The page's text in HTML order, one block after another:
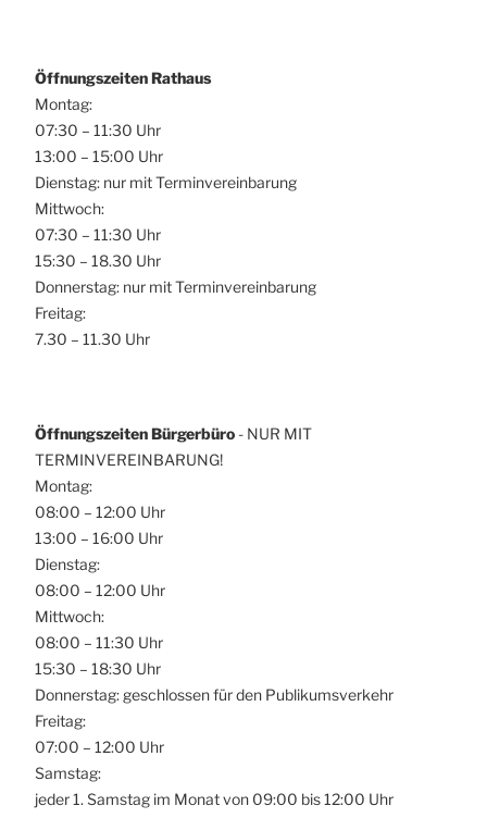
Öffnungszeiten Rathaus
Montag:
07:30 – 11:30 Uhr
13:00 – 15:00 Uhr
Dienstag: nur mit Terminvereinbarung
Mittwoch:
07:30 – 11:30 Uhr
15:30 – 18.30 Uhr
Donnerstag: nur mit Terminvereinbarung
Freitag:
7.30 – 11.30 Uhr
Öffnungszeiten Bürgerbüro - NUR MIT
TERMINVEREINBARUNG!
Montag:
08:00 – 12:00 Uhr
13:00 – 16:00 Uhr
Dienstag:
08:00 – 12:00 Uhr
Mittwoch:
08:00 – 11:30 Uhr
15:30 – 18:30 Uhr
Donnerstag: geschlossen für den Publikumsverkehr
Freitag:
07:00 – 12:00 Uhr
Samstag:
jeder 1. Samstag im Monat von 09:00 bis 12:00 Uhr